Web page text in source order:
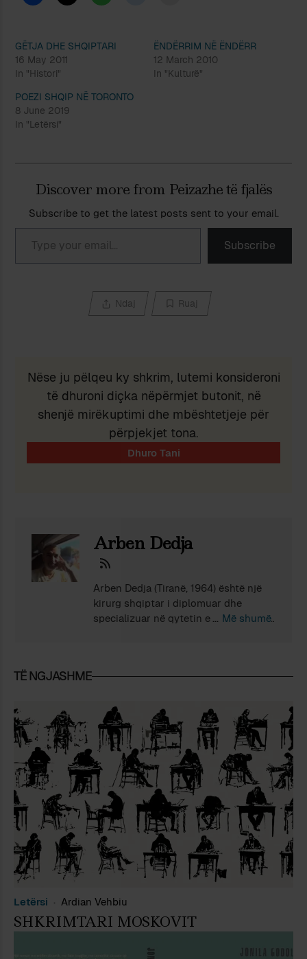
GËTJA DHE SHQIPTARI
16 May 2011
In "Histori"
ËNDËRRIM NË ËNDËRR
12 March 2010
In "Kulturë"
POEZI SHQIP NË TORONTO
8 June 2019
In "Letërsi"
Discover more from Peizazhe të fjalës
Subscribe to get the latest posts sent to your email.
Type your email…
Subscribe
Ndaj Ruaj
Nëse ju pëlqeu ky shkrim, lutemi konsideroni
të dhuroni diçka nëpërmjet butonit, në
shenjë mirëkuptimi dhe mbështetjeje për
përpjekjet tona.
Arben Dedja
Arben Dedja (Tiranë, 1964) është një
kirurg shqiptar i diplomuar dhe
specializuar në qytetin e lindjes. Nga
e tij alternative ka botuar në Shqipëri
vëllime me poezi dhe gjashtë me
prozë të shkurtër. Ka botuar
gjithashtu edhe dhjetë libra me
përkthime nga italishtja dhe
anglishtja, gati ekskluzivisht libra
poetikë, nga Guido Cavalcanti e tëhu.
Më shumë
TË NGJASHME
Letërsi Ardian Vehbiu
SHKRIMTARI MOSKOVIT